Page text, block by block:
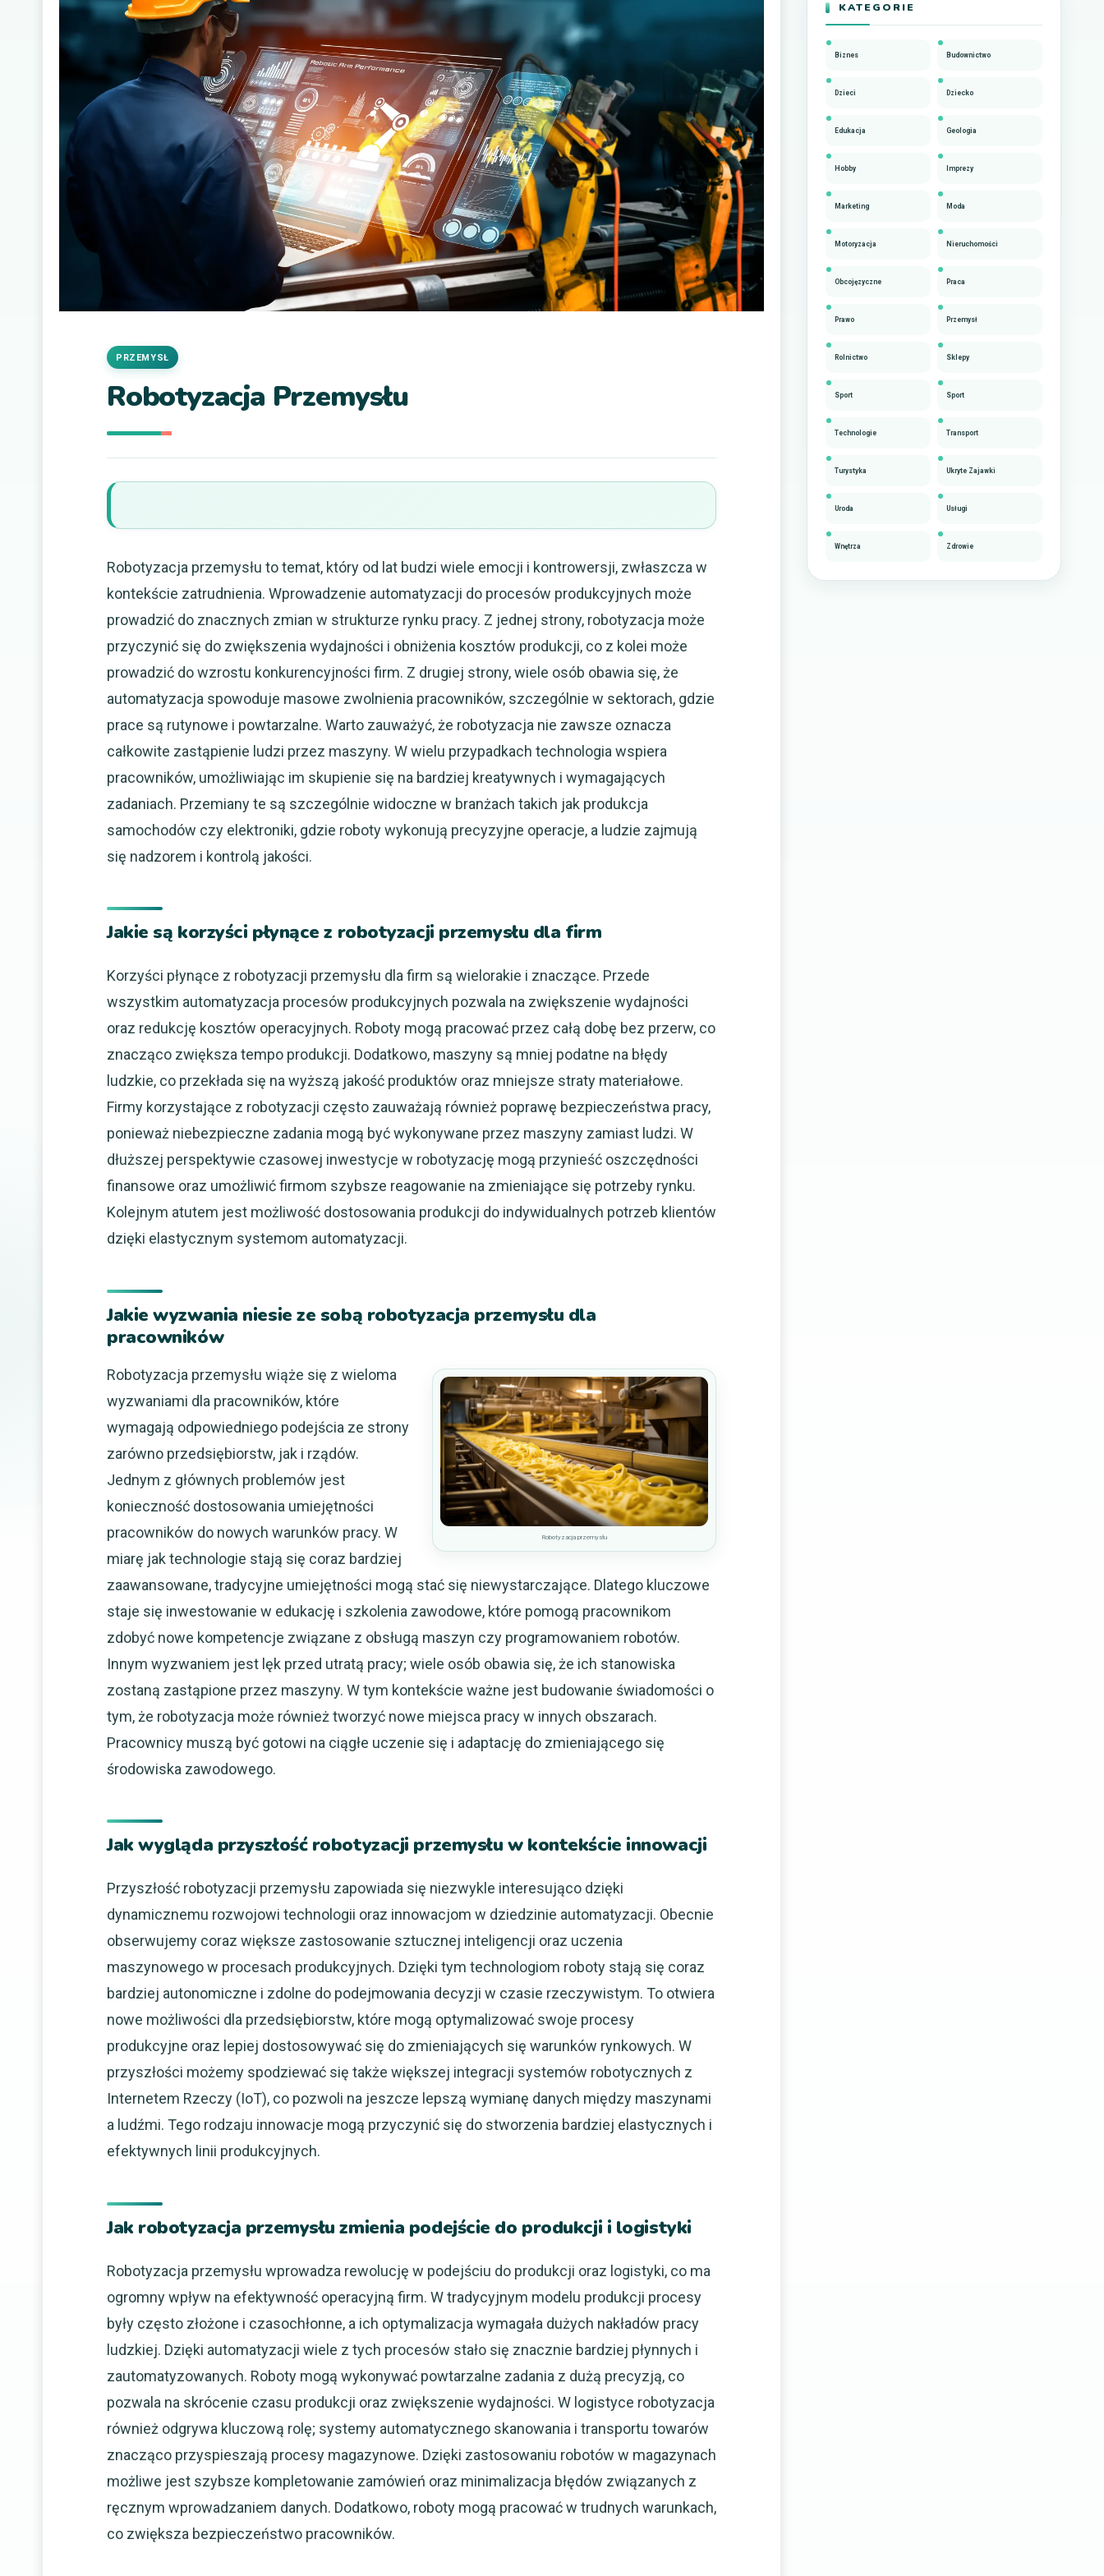
Robotyzacja Przemysłu
PRZEMYSŁ
Robotyzacja przemysłu to temat, który od lat budzi wiele emocji i kontrowersji, zwłaszcza w
kontekście zatrudnienia. Wprowadzenie automatyzacji do procesów produkcyjnych może
prowadzić do znacznych zmian w strukturze rynku pracy. Z jednej strony, robotyzacja może
przyczynić się do zwiększenia wydajności i obniżenia kosztów produkcji, co z kolei może
prowadzić do wzrostu konkurencyjności firm. Z drugiej strony, wiele osób obawia się, że
automatyzacja spowoduje masowe zwolnienia pracowników, szczególnie w sektorach, gdzie
prace są rutynowe i powtarzalne. Warto zauważyć, że robotyzacja nie zawsze oznacza
całkowite zastąpienie ludzi przez maszyny. W wielu przypadkach technologia wspiera
pracowników, umożliwiając im skupienie się na bardziej kreatywnych i wymagających
zadaniach. Przemiany te są szczególnie widoczne w branżach takich jak produkcja
samochodów czy elektroniki, gdzie roboty wykonują precyzyjne operacje, a ludzie zajmują
się nadzorem i kontrolą jakości.
Jakie są korzyści płynące z robotyzacji przemysłu dla firm
Korzyści płynące z robotyzacji przemysłu dla firm są wielorakie i znaczące. Przede
wszystkim automatyzacja procesów produkcyjnych pozwala na zwiększenie wydajności
oraz redukcję kosztów operacyjnych. Roboty mogą pracować przez całą dobę bez przerw, co
znacząco zwiększa tempo produkcji. Dodatkowo, maszyny są mniej podatne na błędy
ludzkie, co przekłada się na wyższą jakość produktów oraz mniejsze straty materiałowe.
Firmy korzystające z robotyzacji często zauważają również poprawę bezpieczeństwa pracy,
ponieważ niebezpieczne zadania mogą być wykonywane przez maszyny zamiast ludzi. W
dłuższej perspektywie czasowej inwestycje w robotyzację mogą przynieść oszczędności
finansowe oraz umożliwić firmom szybsze reagowanie na zmieniające się potrzeby rynku.
Kolejnym atutem jest możliwość dostosowania produkcji do indywidualnych potrzeb klientów
dzięki elastycznym systemom automatyzacji.
Jakie wyzwania niesie ze sobą robotyzacja przemysłu dla
pracowników
Robotyzacja przemysłu
Robotyzacja przemysłu wiąże się z wieloma
wyzwaniami dla pracowników, które
wymagają odpowiedniego podejścia ze strony
zarówno przedsiębiorstw, jak i rządów.
Jednym z głównych problemów jest
konieczność dostosowania umiejętności
pracowników do nowych warunków pracy. W
miarę jak technologie stają się coraz bardziej
zaawansowane, tradycyjne umiejętności mogą stać się niewystarczające. Dlatego kluczowe
staje się inwestowanie w edukację i szkolenia zawodowe, które pomogą pracownikom
zdobyć nowe kompetencje związane z obsługą maszyn czy programowaniem robotów.
Innym wyzwaniem jest lęk przed utratą pracy; wiele osób obawia się, że ich stanowiska
zostaną zastąpione przez maszyny. W tym kontekście ważne jest budowanie świadomości o
tym, że robotyzacja może również tworzyć nowe miejsca pracy w innych obszarach.
Pracownicy muszą być gotowi na ciągłe uczenie się i adaptację do zmieniającego się
środowiska zawodowego.
Jak wygląda przyszłość robotyzacji przemysłu w kontekście innowacji
Przyszłość robotyzacji przemysłu zapowiada się niezwykle interesująco dzięki
dynamicznemu rozwojowi technologii oraz innowacjom w dziedzinie automatyzacji. Obecnie
obserwujemy coraz większe zastosowanie sztucznej inteligencji oraz uczenia
maszynowego w procesach produkcyjnych. Dzięki tym technologiom roboty stają się coraz
bardziej autonomiczne i zdolne do podejmowania decyzji w czasie rzeczywistym. To otwiera
nowe możliwości dla przedsiębiorstw, które mogą optymalizować swoje procesy
produkcyjne oraz lepiej dostosowywać się do zmieniających się warunków rynkowych. W
przyszłości możemy spodziewać się także większej integracji systemów robotycznych z
Internetem Rzeczy (IoT), co pozwoli na jeszcze lepszą wymianę danych między maszynami
a ludźmi. Tego rodzaju innowacje mogą przyczynić się do stworzenia bardziej elastycznych i
efektywnych linii produkcyjnych.
Jak robotyzacja przemysłu zmienia podejście do produkcji i logistyki
Robotyzacja przemysłu wprowadza rewolucję w podejściu do produkcji oraz logistyki, co ma
ogromny wpływ na efektywność operacyjną firm. W tradycyjnym modelu produkcji procesy
były często złożone i czasochłonne, a ich optymalizacja wymagała dużych nakładów pracy
ludzkiej. Dzięki automatyzacji wiele z tych procesów stało się znacznie bardziej płynnych i
zautomatyzowanych. Roboty mogą wykonywać powtarzalne zadania z dużą precyzją, co
pozwala na skrócenie czasu produkcji oraz zwiększenie wydajności. W logistyce robotyzacja
również odgrywa kluczową rolę; systemy automatycznego skanowania i transportu towarów
znacząco przyspieszają procesy magazynowe. Dzięki zastosowaniu robotów w magazynach
możliwe jest szybsze kompletowanie zamówień oraz minimalizacja błędów związanych z
ręcznym wprowadzaniem danych. Dodatkowo, roboty mogą pracować w trudnych warunkach,
co zwiększa bezpieczeństwo pracowników.
KATEGORIE
Biznes Budownictwo
Dzieci Dziecko
Edukacja Geologia
Hobby Imprezy
Marketing Moda
Motoryzacja Nieruchomości
Obcojęzyczne Praca
Prawo Przemysł
Rolnictwo Sklepy
Sport Sport
Technologie Transport
Turystyka Ukryte Zajawki
Uroda Usługi
Wnętrza Zdrowie